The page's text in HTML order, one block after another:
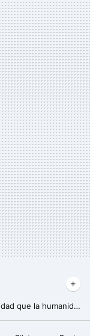
La generación Z está perdiendo una habilidad que la humanidad tiene desde hace 5500 años: afecta la memoria, la comunicación y el rendimiento cognitivo